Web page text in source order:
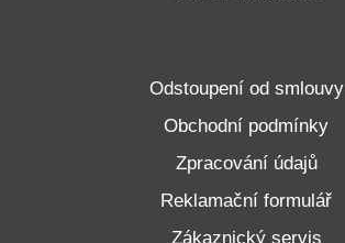
Odstoupení od smlouvy
Obchodní podmínky
Zpracování údajů
Reklamační formulář
Zákaznický servis